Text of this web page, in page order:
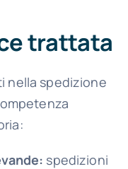
trattata
nella spedizione
spedizioni